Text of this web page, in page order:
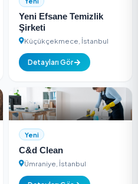
Yeni
Pro Plus Koltuk
Şişli, İstanbul
Detayları Gör
Yeni Efsane